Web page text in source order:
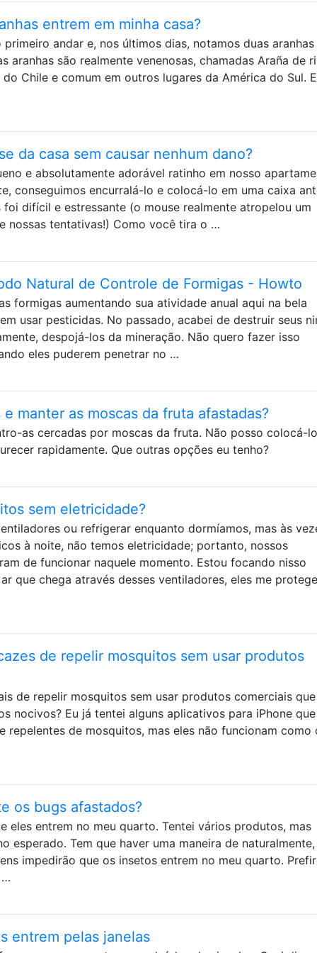
entrem em minha casa?
andar e, nos últimos dias, notamos duas
aranhas são realmente venenosas, chamadas Araña de
Chile e comum em outros lugares da América do Sul.
da casa sem causar nenhum dano?
e absolutamente adorável ratinho em nosso
conseguimos encurralá-lo e colocá-lo em uma caixa
difícil e estressante (o mouse realmente atropelou um
nossas tentativas!) Como você tira o …
Natural de Controle de Formigas - Howto
formigas aumentando sua atividade anual aqui na bela
usar pesticidas. No passado, acabei de destruir seus
despojá-los da mineração. Não quero fazer isso
eles puderem penetrar no …
manter as moscas da fruta afastadas?
as cercadas por moscas da fruta. Não posso colocá-
rapidamente. Que outras opções eu tenho?
sem eletricidade?
ou refrigerar enquanto dormíamos, mas às
à noite, não temos eletricidade; portanto, nossos
de funcionar naquele momento. Estou focando nisso
que chega através desses ventiladores, eles me
de repelir mosquitos sem usar produtos
de repelir mosquitos sem usar produtos comerciais que
nocivos? Eu já tentei alguns aplicativos para iPhone que
repelentes de mosquitos, mas eles não funcionam como
os bugs afastados?
eles entrem no meu quarto. Tentei vários produtos, mas
esperado. Tem que haver uma maneira de
impedirão que os insetos entrem no meu quarto.
…
entrem pelas janelas